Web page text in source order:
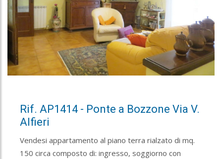
Rif. AP1414 - Ponte a Bozzone Via V.
Alfieri
Vendesi appartamento al piano terra rialzato di mq.
150 circa composto di: ingresso, soggiorno con